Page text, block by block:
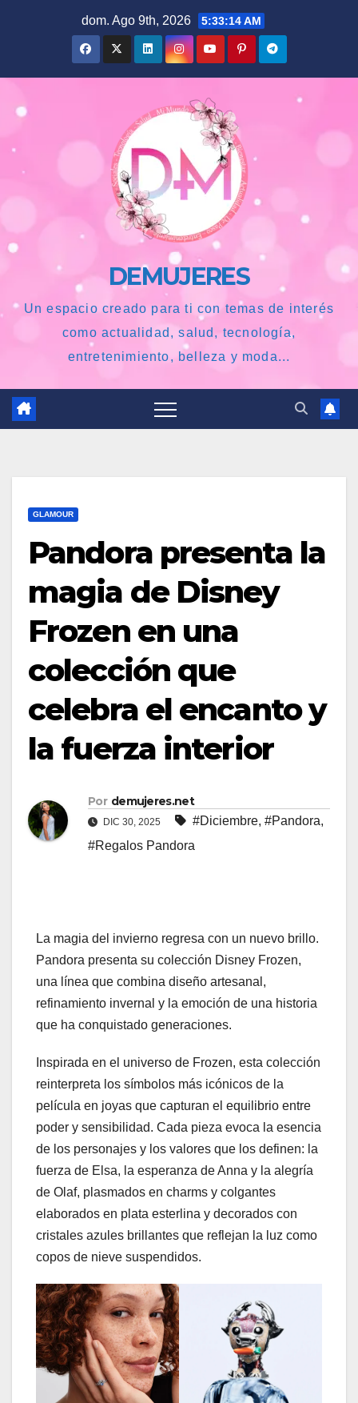
dom. Ago 9th, 2026 5:33:15 AM
DEMUJERES
Un espacio creado para ti con temas de interés
como actualidad, salud, tecnología,
entretenimiento, belleza y moda...
GLAMOUR
Pandora presenta la
magia de Disney
Frozen en una
colección que
celebra el encanto y
la fuerza interior
Por demujeres.net
DIC 30, 2025 #Diciembre, #Pandora,
#Regalos Pandora
La magia del invierno regresa con un nuevo brillo.
Pandora presenta su colección Disney Frozen,
una línea que combina diseño artesanal,
refinamiento invernal y la emoción de una historia
que ha conquistado generaciones.
Inspirada en el universo de Frozen, esta colección
reinterpreta los símbolos más icónicos de la
película en joyas que capturan el equilibrio entre
poder y sensibilidad. Cada pieza evoca la esencia
de los personajes y los valores que los definen: la
fuerza de Elsa, la esperanza de Anna y la alegría
de Olaf, plasmados en charms y colgantes
elaborados en plata esterlina y decorados con
cristales azules brillantes que reflejan la luz como
copos de nieve suspendidos.